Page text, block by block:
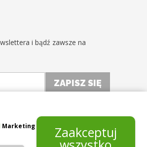
i bądź zawsze na
Marketing Zaakceptuj